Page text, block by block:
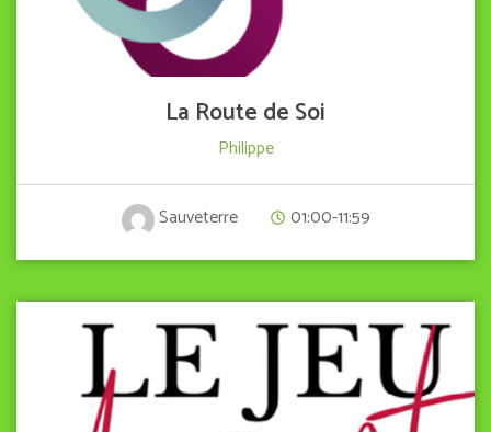
La Route de Soi
Philippe
Sauveterre 01:00-11:59